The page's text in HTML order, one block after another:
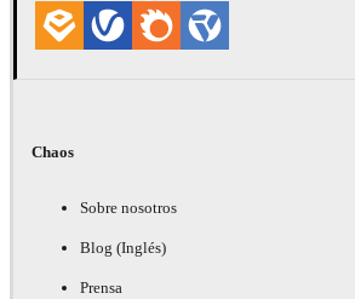
Chaos
Sobre nosotros
Blog (Inglés)
Prensa